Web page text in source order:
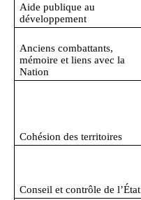
Aide publique au
développement
Anciens combattants,
mémoire et liens avec la
Nation
Cohésion des territoires
Conseil et contrôle de l’État